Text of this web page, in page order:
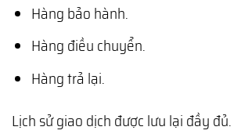
Hàng bảo hành.
Hàng điều chuyển.
Hàng trả lại.
Lịch sử giao dịch được lưu lại đầy đủ.